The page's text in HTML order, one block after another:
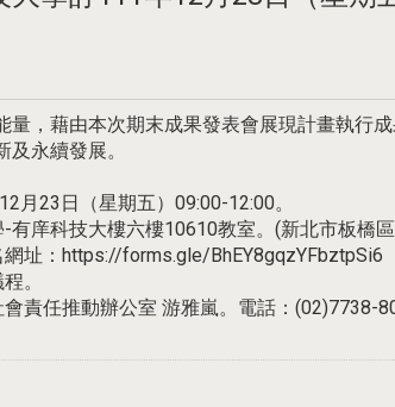
，藉由本次期末成果發表會展現計畫執行
永續發展。
23日（星期五）09:00-12:00。
科技大樓六樓10610教室。(新北市板橋區
：https://forms.gle/BhEY8gqzYFbztpSi6
。
任推動辦公室 游雅嵐。電話：(02)7738-